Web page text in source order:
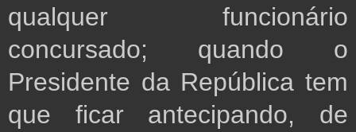
qualquer funcionário
concursado; quando o
Presidente da República tem
que ficar antecipando, de